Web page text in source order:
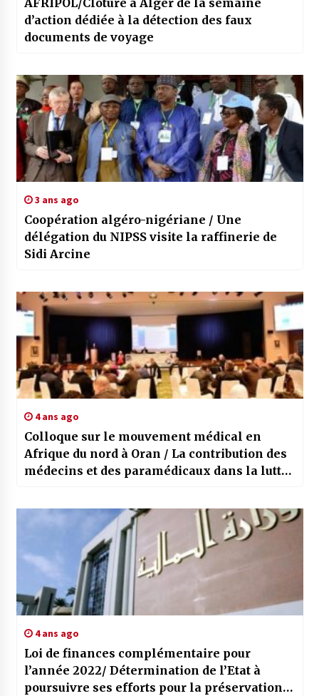
AFRIPOL/Clôture à Alger de la semaine
d’action dédiée à la détection des faux
documents de voyage
3 ans ago
Coopération algéro-nigériane / Une
délégation du NIPSS visite la raffinerie de
Sidi Arcine
4 ans ago
Colloque sur le mouvement médical en
Afrique du nord à Oran / La contribution des
médecins et des paramédicaux dans la lutte
4 ans ago
Loi de finances complémentaire pour
l’année 2022/ Détermination de l’Etat à
poursuivre ses efforts pour la préservation